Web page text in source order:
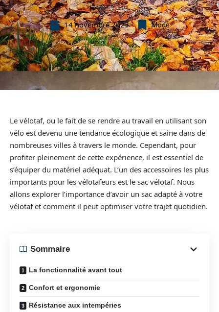
14 novembre 2023 Mode
Le vélotaf, ou le fait de se rendre au travail en utilisant son
vélo est devenu une tendance écologique et saine dans de
nombreuses villes à travers le monde. Cependant, pour
profiter pleinement de cette expérience, il est essentiel de
s’équiper du matériel adéquat. L’un des accessoires les plus
importants pour les vélotafeurs est le sac vélotaf. Nous
allons explorer l’importance d’avoir un sac adapté à votre
vélotaf et comment il peut optimiser votre trajet quotidien.
Sommaire
La fonctionnalité avant tout
Confort et ergonomie
Résistance aux intempéries